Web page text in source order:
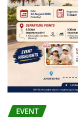
EVENT